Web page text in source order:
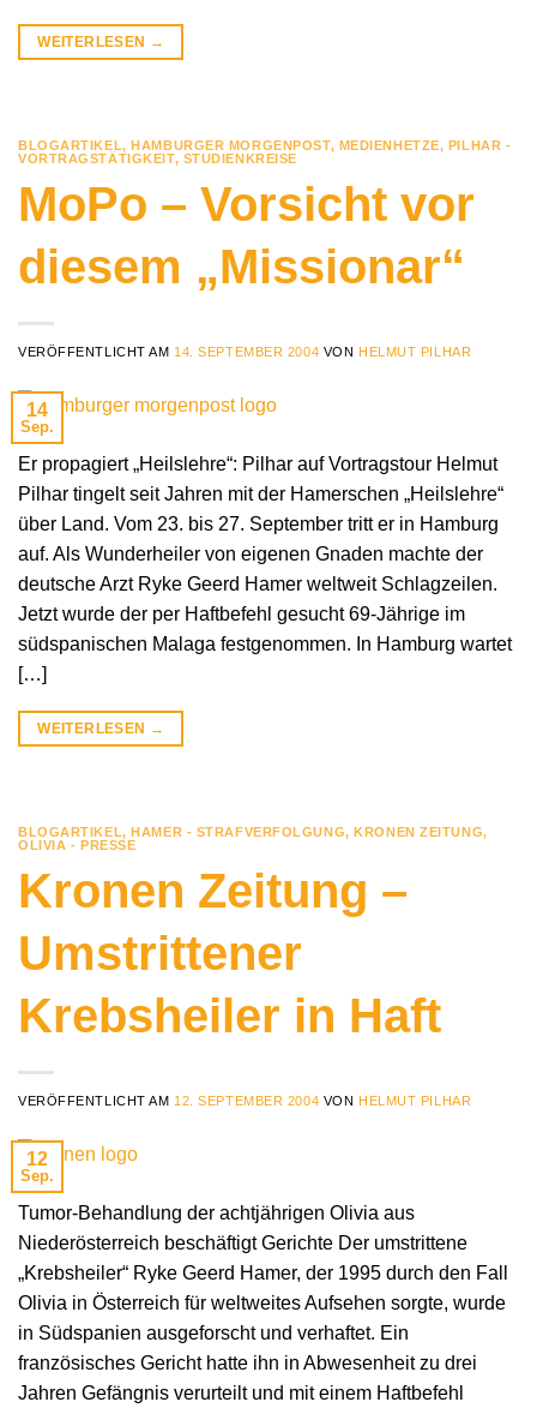
WEITERLESEN →
BLOGARTIKEL, HAMBURGER MORGENPOST, MEDIENHETZE, PILHAR -
VORTRAGSTÄTIGKEIT, STUDIENKREISE
MoPo – Vorsicht vor
diesem „Missionar“
VERÖFFENTLICHT AM 14. SEPTEMBER 2004 VON HELMUT PILHAR
14
Sep.
Er propagiert „Heilslehre“: Pilhar auf Vortragstour Helmut
Pilhar tingelt seit Jahren mit der Hamerschen „Heilslehre“
über Land. Vom 23. bis 27. September tritt er in Hamburg
auf. Als Wunderheiler von eigenen Gnaden machte der
deutsche Arzt Ryke Geerd Hamer weltweit Schlagzeilen.
Jetzt wurde der per Haftbefehl gesucht 69-Jährige im
südspanischen Malaga festgenommen. In Hamburg wartet
[…]
WEITERLESEN →
BLOGARTIKEL, HAMER - STRAFVERFOLGUNG, KRONEN ZEITUNG,
OLIVIA - PRESSE
Kronen Zeitung –
Umstrittener
Krebsheiler in Haft
VERÖFFENTLICHT AM 12. SEPTEMBER 2004 VON HELMUT PILHAR
12
Sep.
Tumor-Behandlung der achtjährigen Olivia aus
Niederösterreich beschäftigt Gerichte Der umstrittene
„Krebsheiler“ Ryke Geerd Hamer, der 1995 durch den Fall
Olivia in Österreich für weltweites Aufsehen sorgte, wurde
in Südspanien ausgeforscht und verhaftet. Ein
französisches Gericht hatte ihn in Abwesenheit zu drei
Jahren Gefängnis verurteilt und mit einem Haftbefehl